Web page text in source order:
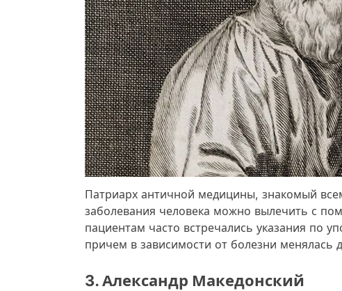
Патриарх античной медицины, знакомый
заболевания человека можно вылечить с
пациентам часто встречались указания по
причем в зависимости от болезни менялась
3. Александр Македонский